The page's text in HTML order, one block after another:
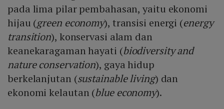
pada lima pilar pembahasan, yaitu ekonomi
hijau (green economy), transisi energi (energy
transition), konservasi alam dan
keanekaragaman hayati (biodiversity and
nature conservation), gaya hidup
berkelanjutan (sustainable living) dan
ekonomi kelautan (blue economy).